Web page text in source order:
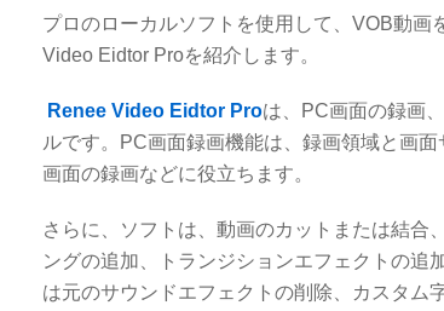
プロのローカルソフトを使用して、VOB動
Video Eidtor Proを紹介します。
Renee Video Eidtor Proは、PC画面の録画
ルです。PC画面録画機能は、録画領域と画
画面の録画などに役立ちます。
さらに、ソフトは、動画のカットまたは結合
ングの追加、トランジションエフェクトの追
は元のサウンドエフェクトの削除、カスタム